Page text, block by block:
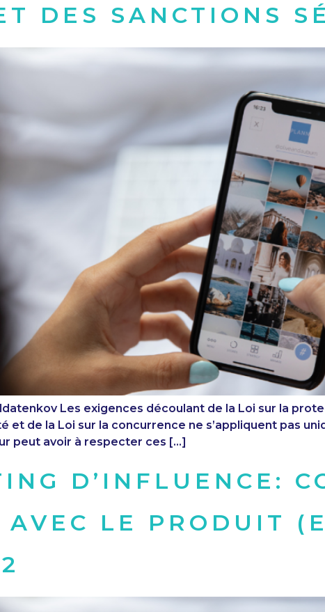
DES SANCTIONS
Les exigences découlant de la Loi sur la
et de la Loi sur la concurrence ne s’appliquent pas
peut avoir à respecter ces […]
D’INFLUENCE:
LE PRODUIT